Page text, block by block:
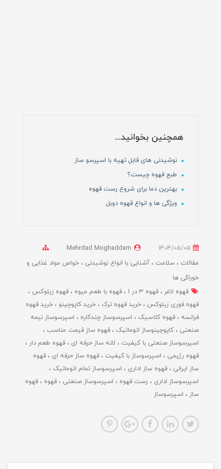
همچنین بخوانید...
نوشیدنی های قابل تهیه با اسپرسو ساز
طبع قهوه چیست؟
بهترین دما برای شروع رست قهوه
ویژگی ها و انواع قهوه دوبل
Mehrdad Moghaddam
مقالات
سلامت آشنایی با انواع نوشیدنی
خواص مواد غذایی و
خوراکی ها
قهوه لاغر
قهوه 3 در 1 قهوه با طعم میوه
قهوه زیلوکس
قهوه فوری زیلوکس
خرید قهوه ترک خرید کاپوچینو
خرید قهوه
فرانسه
قهوه کلاسیک اسپرسوساز چندکاره
اسپرسوساز نیمه
صنعتی
کاپوچینوساز اتوماتیک
قهوه ساز قیمت مناسب
اسپرسوساز صنعتی با کیفیت
لاته ساز حرفه ای
قهوه طعم دار
قهوه رژیمی
اسپرسوساز با کیفیت قهوه ساز حرفه ای
قهوه
ساز ایرانی
قهوه ساز اداری
اسپرسوساز تمام اتوماتیک
اسپرسوساز اداری
رست قهوه اسپرسوساز صنعتی قهوه
قهوه
ساز
اسپرسوساز